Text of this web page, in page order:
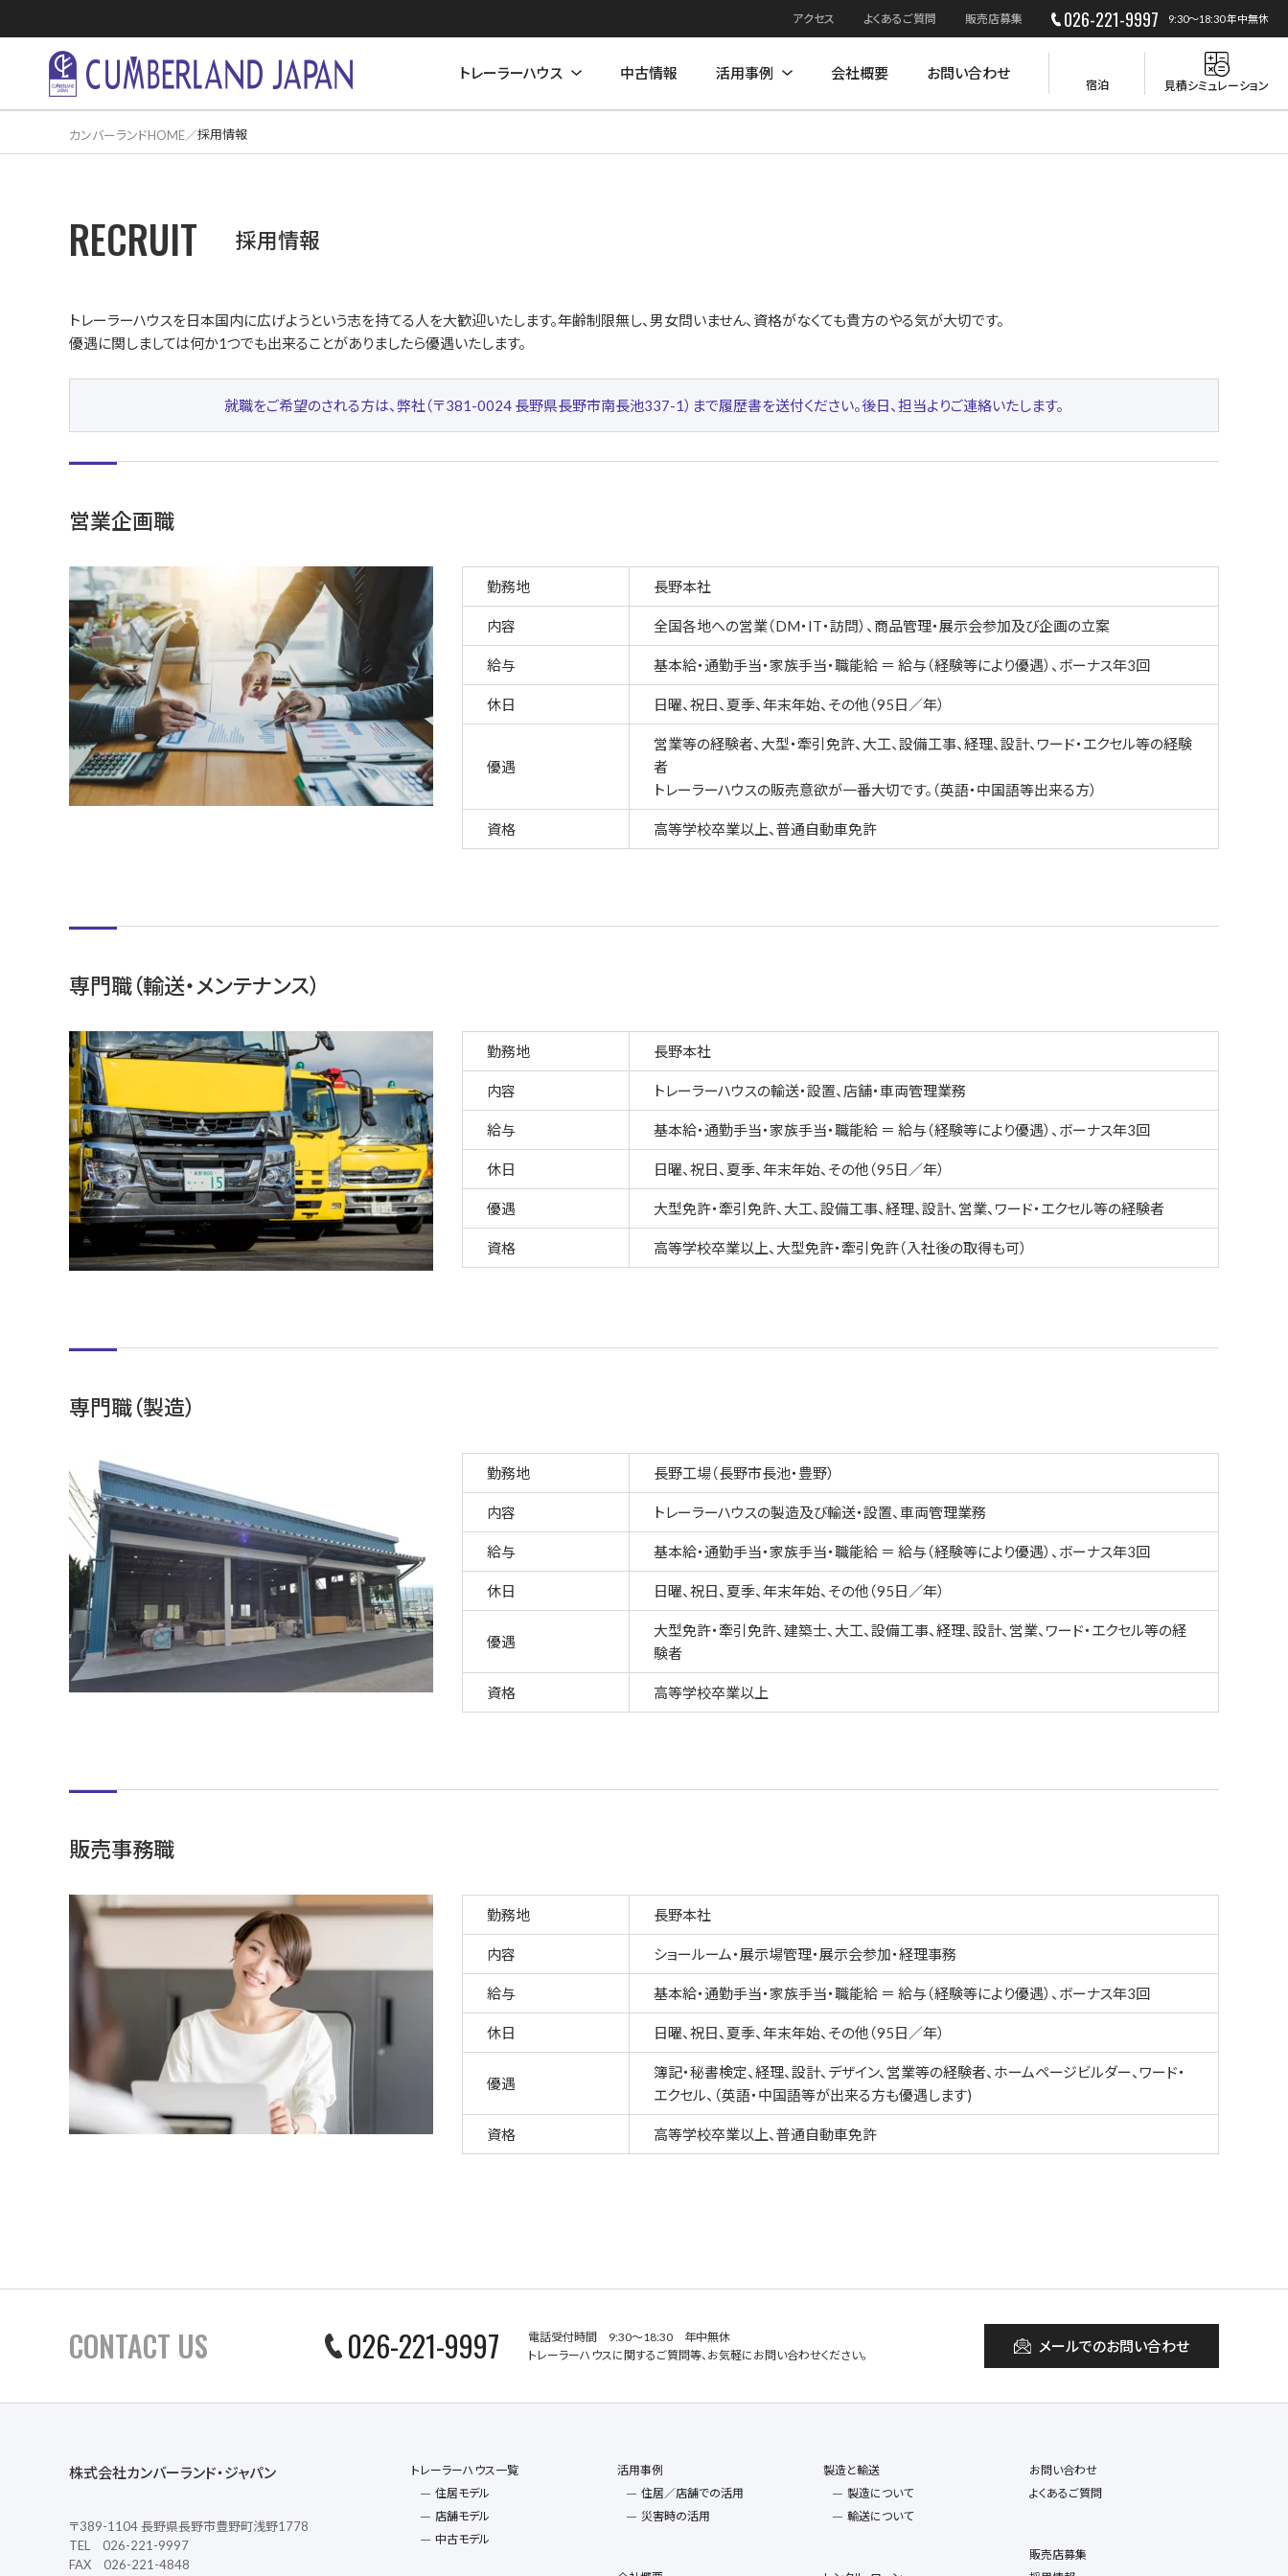
アクセス よくあるご質問 販売店募集 026-221-9997 9:30～18:30 年中無休
トレーラーハウス 中古情報 活用事例 会社概要 お問い合わせ
宿泊 見積シミュレーション
カンバーランドHOME 採用情報
RECRUIT 採用情報
トレーラーハウスを日本国内に広げようという志を持てる人を大歓迎いたします。年齢制限無し、男女問いません、資格がなくても貴方のやる気が大切です。
優遇に関しましては何か1つでも出来ることがありましたら優遇いたします。
就職をご希望のされる方は、弊社（〒381-0024 長野県長野市南長池337-1）まで履歴書を送付ください。後日、担当よりご連絡いたします。
営業企画職
勤務地 長野本社
内容 全国各地への営業（DM・IT・訪問）、商品管理・展示会参加及び企画の立案
給与 基本給・通勤手当・家族手当・職能給 ＝ 給与（経験等により優遇）、ボーナス年3回
休日 日曜、祝日、夏季、年末年始、その他（95日／年）
優遇
営業等の経験者、大型・牽引免許、大工、設備工事、経理、設計、ワード・エクセル等の経験
者
トレーラーハウスの販売意欲が一番大切です。（英語・中国語等出来る方）
資格 高等学校卒業以上、普通自動車免許
専門職（輸送・メンテナンス）
勤務地 長野本社
内容 トレーラーハウスの輸送・設置、店舗・車両管理業務
給与 基本給・通勤手当・家族手当・職能給 ＝ 給与（経験等により優遇）、ボーナス年3回
休日 日曜、祝日、夏季、年末年始、その他（95日／年）
優遇 大型免許・牽引免許、大工、設備工事、経理、設計、営業、ワード・エクセル等の経験者
資格 高等学校卒業以上、大型免許・牽引免許（入社後の取得も可）
専門職（製造）
勤務地 長野工場（長野市長池・豊野）
内容 トレーラーハウスの製造及び輸送・設置、車両管理業務
給与 基本給・通勤手当・家族手当・職能給 ＝ 給与（経験等により優遇）、ボーナス年3回
休日 日曜、祝日、夏季、年末年始、その他（95日／年）
優遇
大型免許・牽引免許、建築士、大工、設備工事、経理、設計、営業、ワード・エクセル等の経
験者
資格 高等学校卒業以上
販売事務職
勤務地 長野本社
内容 ショールーム・展示場管理・展示会参加・経理事務
給与 基本給・通勤手当・家族手当・職能給 ＝ 給与（経験等により優遇）、ボーナス年3回
休日 日曜、祝日、夏季、年末年始、その他（95日／年）
優遇
簿記・秘書検定、経理、設計、デザイン、営業等の経験者、ホームページビルダー、ワード・
エクセル、（英語・中国語等が出来る方も優遇します)
資格 高等学校卒業以上、普通自動車免許
CONTACT US 026-221-9997
電話受付時間 9:30～18:30 年中無休
トレーラーハウスに関するご質問等、お気軽にお問い合わせください。
メールでのお問い合わせ
株式会社カンバーランド・ジャパン
〒389-1104 長野県長野市豊野町浅野1778
TEL 026-221-9997
FAX 026-221-4848
トレーラーハウス一覧
住居モデル
店舗モデル
中古モデル
活用事例
住居／店舗での活用
災害時の活用
製造と輸送
製造について
輸送について
お問い合わせ
よくあるご質問
販売店募集